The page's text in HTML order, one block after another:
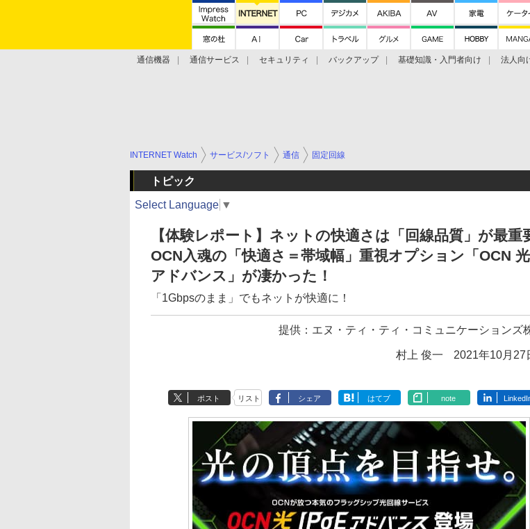
通信機器 通信サービス セキュリティ バックアップ 基礎知識・入門者向け 法人向
INTERNET Watch サービス/ソフト 通信 固定回線
トピック
Select Language ▼
【体験レポート】ネットの快適さは「回線品質」が最重
OCN入魂の「快適さ＝帯域幅」重視オプション「OCN
アドバンス」が凄かった！
「1Gbpsのまま」でもネットが快適に！
提供： エヌ・ティ・ティ・コミュニケーションズ
村上 俊一 2021年10月27
ポスト リスト シェア はてブ note